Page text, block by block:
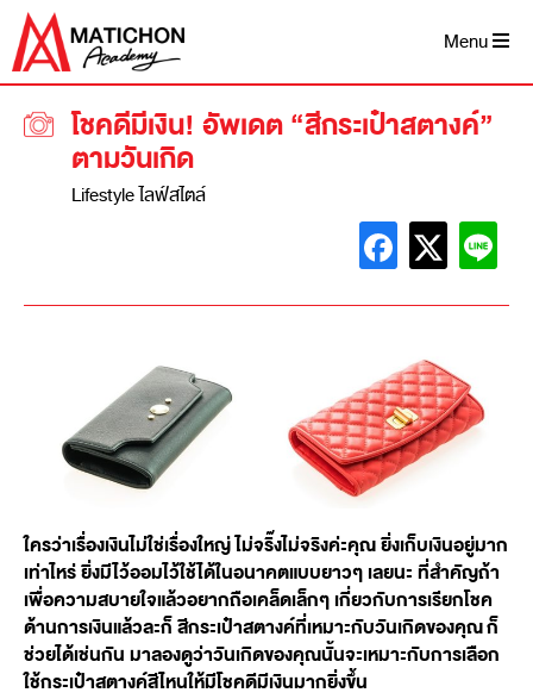
Menu
โชคดีมีเงิน! อัพเดต “สีกระเป๋าสตางค์”
ตามวันเกิด
Lifestyle ไลฟ์สไตล์
ใครว่าเรื่องเงินไม่ใช่เรื่องใหญ่ ไม่จริ๊งไม่จริงค่ะคุณ ยิ่งเก็บเงินอยู่มาก
เท่าไหร่ ยิ่งมีไว้ออมไว้ใช้ได้ในอนาคตแบบยาวๆ เลยนะ ที่สำคัญถ้า
เพื่อความสบายใจแล้วอยากถือเคล็ดเล็กๆ เกี่ยวกับการเรียกโชค
ด้านการเงินแล้วละก็ สีกระเป๋าสตางค์ที่เหมาะกับวันเกิดของคุณ ก็
ช่วยได้เช่นกัน มาลองดูว่าวันเกิดของคุณนั้นจะเหมาะกับการเลือก
ใช้กระเป๋าสตางค์สีไหนให้มีโชคดีมีเงินมากยิ่งขึ้น